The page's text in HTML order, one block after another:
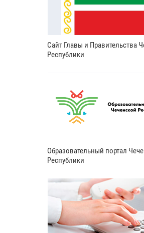
Сайт Главы и Правительства
Республики
Образовательный портал
Республики